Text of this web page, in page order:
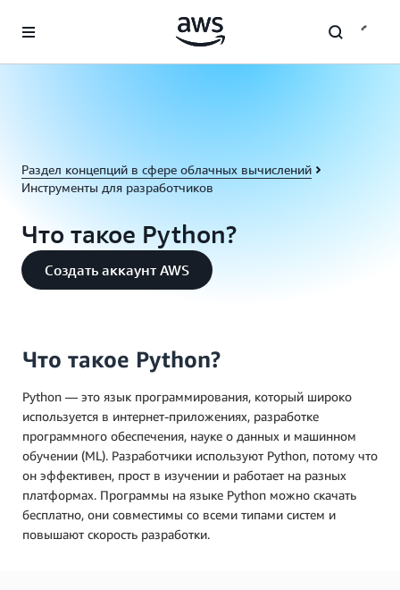
Перейти к главному контенту
Раздел концепций в сфере облачных вычислений
Инструменты для разработчиков
Что такое Python?
Создать аккаунт AWS
Что такое Python?
Python — это язык программирования, который широко
используется в интернет-приложениях, разработке
программного обеспечения, науке о данных и машинном
обучении (ML). Разработчики используют Python, потому что
он эффективен, прост в изучении и работает на разных
платформах. Программы на языке Python можно скачать
бесплатно, они совместимы со всеми типами систем и
повышают скорость разработки.